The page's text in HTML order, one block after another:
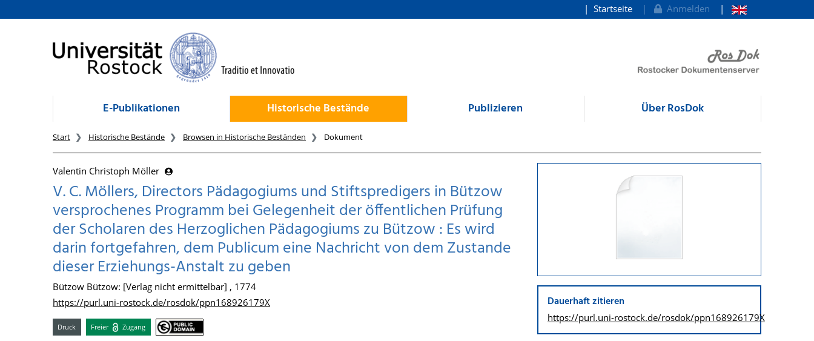
zum Inhalt
Startseite Anmelden
E-Publikationen Historische Bestände Publizieren Über RosDok
Start Historische Bestände Browsen in Historische Beständen Dokument
Valentin Christoph Möller
V. C. Möllers, Directors Pädagogiums und Stiftspredigers in Bützow
versprochenes Programm bei Gelegenheit der öffentlichen Prüfung
der Scholaren des Herzoglichen Pädagogiums zu Bützow : Es wird
darin fortgefahren, dem Publicum eine Nachricht von dem Zustande
dieser Erziehungs-Anstalt zu geben
Bützow Bützow: [Verlag nicht ermittelbar] , 1774
https://purl.uni-rostock.de/rosdok/ppn168926179X
Druck Freier Zugang
Dauerhaft zitieren
https://purl.uni-rostock.de/rosdok/ppn168926179X